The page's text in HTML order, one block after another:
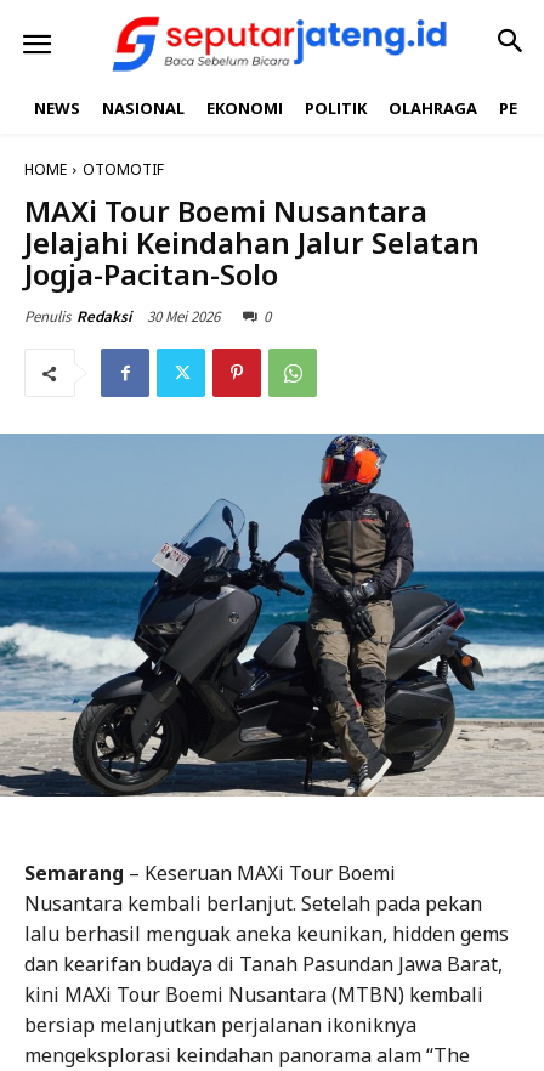
NEWS NASIONAL EKONOMI POLITIK OLAHRAGA
HOME OTOMOTIF
MAXi Tour Boemi Nusantara
Jelajahi Keindahan Jalur Selatan
Jogja-Pacitan-Solo
Penulis Redaksi 30 Mei 2026 0
Semarang – Keseruan MAXi Tour Boemi
Nusantara kembali berlanjut. Setelah pada pekan
lalu berhasil menguak aneka keunikan, hidden gems
dan kearifan budaya di Tanah Pasundan Jawa Barat,
kini MAXi Tour Boemi Nusantara (MTBN) kembali
bersiap melanjutkan perjalanan ikoniknya
mengeksplorasi keindahan panorama alam “The